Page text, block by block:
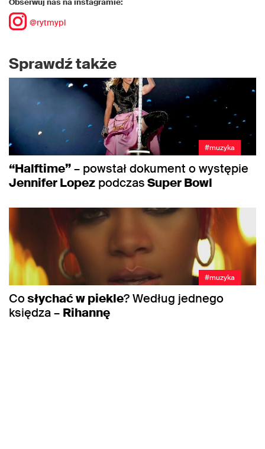
Obserwuj nas na instagramie:
@rytmypl
Sprawdź także
#muzyka
“Halftime”– powstał dokument o występie
Jennifer Lopez podczasSuper Bowl
#muzyka
Cosłychać w piekle? Według jednego
księdza – Rihannę